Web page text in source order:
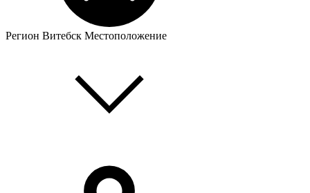
Регион Витебск Местоположение